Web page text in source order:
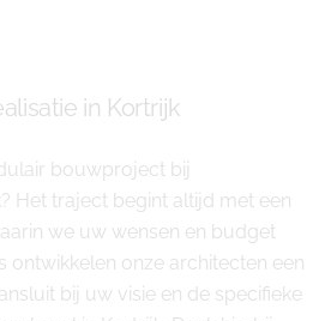
in Kortrijk
bouwproject bij
Het traject begint altijd met een
we uw wensen en budget
ontwikkelen onze architecten een
bij uw visie en de specifieke